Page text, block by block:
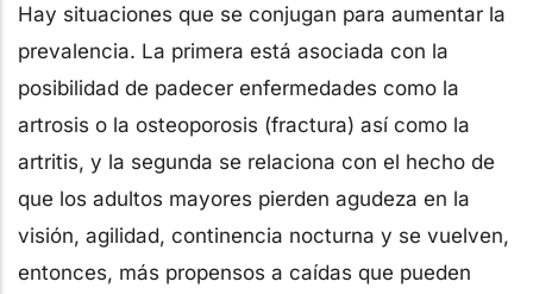
Hay situaciones que se conjugan para aumentar la
prevalencia. La primera está asociada con la
posibilidad de padecer enfermedades como la
artrosis o la osteoporosis (fractura) así como la
artritis, y la segunda se relaciona con el hecho de
que los adultos mayores pierden agudeza en la
visión, agilidad, continencia nocturna y se vuelven,
entonces, más propensos a caídas que pueden